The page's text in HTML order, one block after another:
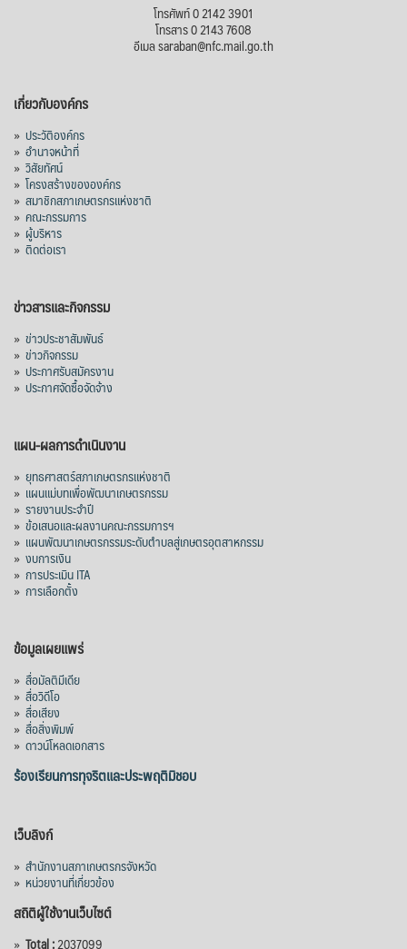
โทรศัพท์ 0 2142 3901
โทรสาร 0 2143 7608
อีเมล saraban@nfc.mail.go.th
เกี่ยวกับองค์กร
» ประวัติองค์กร
» อำนาจหน้าที่
» วิสัยทัศน์
» โครงสร้างขององค์กร
» สมาชิกสภาเกษตรกรแห่งชาติ
» คณะกรรมการ
» ผู้บริหาร
» ติดต่อเรา
ข่าวสารและกิจกรรม
» ข่าวประชาสัมพันธ์
» ข่าวกิจกรรม
» ประกาศรับสมัครงาน
» ประกาศจัดซื้อจัดจ้าง
แผน-ผลการดำเนินงาน
» ยุทธศาสตร์สภาเกษตรกรแห่งชาติ
» แผนแม่บทเพื่อพัฒนาเกษตรกรรม
» รายงานประจำปี
» ข้อเสนอและผลงานคณะกรรมการฯ
» แผนพัฒนาเกษตรกรรมระดับตำบลสู่เกษตรอุตสาหกรรม
» งบการเงิน
» การประเมิน ITA
» การเลือกตั้ง
ข้อมูลเผยแพร่
» สื่อมัลติมีเดีย
» สื่อวิดีโอ
» สื่อเสียง
» สื่อสิ่งพิมพ์
» ดาวน์โหลดเอกสาร
ร้องเรียนการทุจริตและประพฤติมิชอบ
เว็บลิงก์
» สำนักงานสภาเกษตรกรจังหวัด
» หน่วยงานที่เกี่ยวข้อง
สถิติผู้ใช้งานเว็บไซต์
» Total :2037099